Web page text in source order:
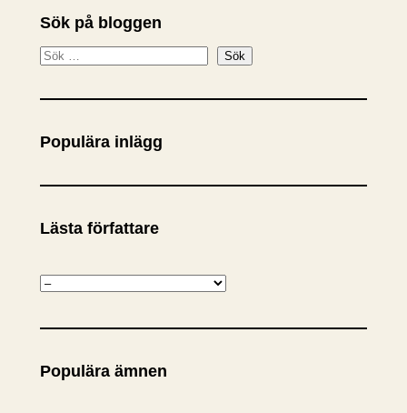
Sök på bloggen
S
k
Sök
Populära inlägg
Lästa författare
K
t
g
Populära ämnen